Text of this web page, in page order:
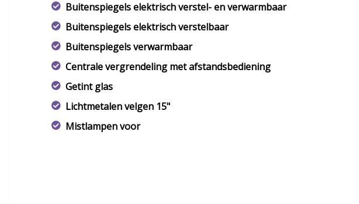
Buitenspiegels elektrisch verstel- en verwarmbaar
Buitenspiegels elektrisch verstelbaar
Buitenspiegels verwarmbaar
Centrale vergrendeling met afstandsbediening
Getint glas
Lichtmetalen velgen 15"
Mistlampen voor